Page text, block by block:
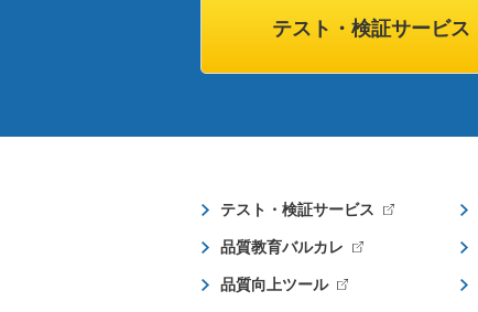
テスト・検証サービス
テスト・検証サービス
品質教育バルカレ
品質向上ツール